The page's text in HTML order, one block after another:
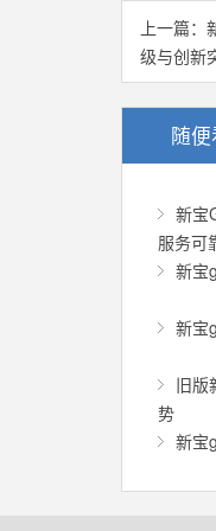
上一篇：
级与创新
随
新宝
服务可
新宝
新宝
旧版
势
新宝